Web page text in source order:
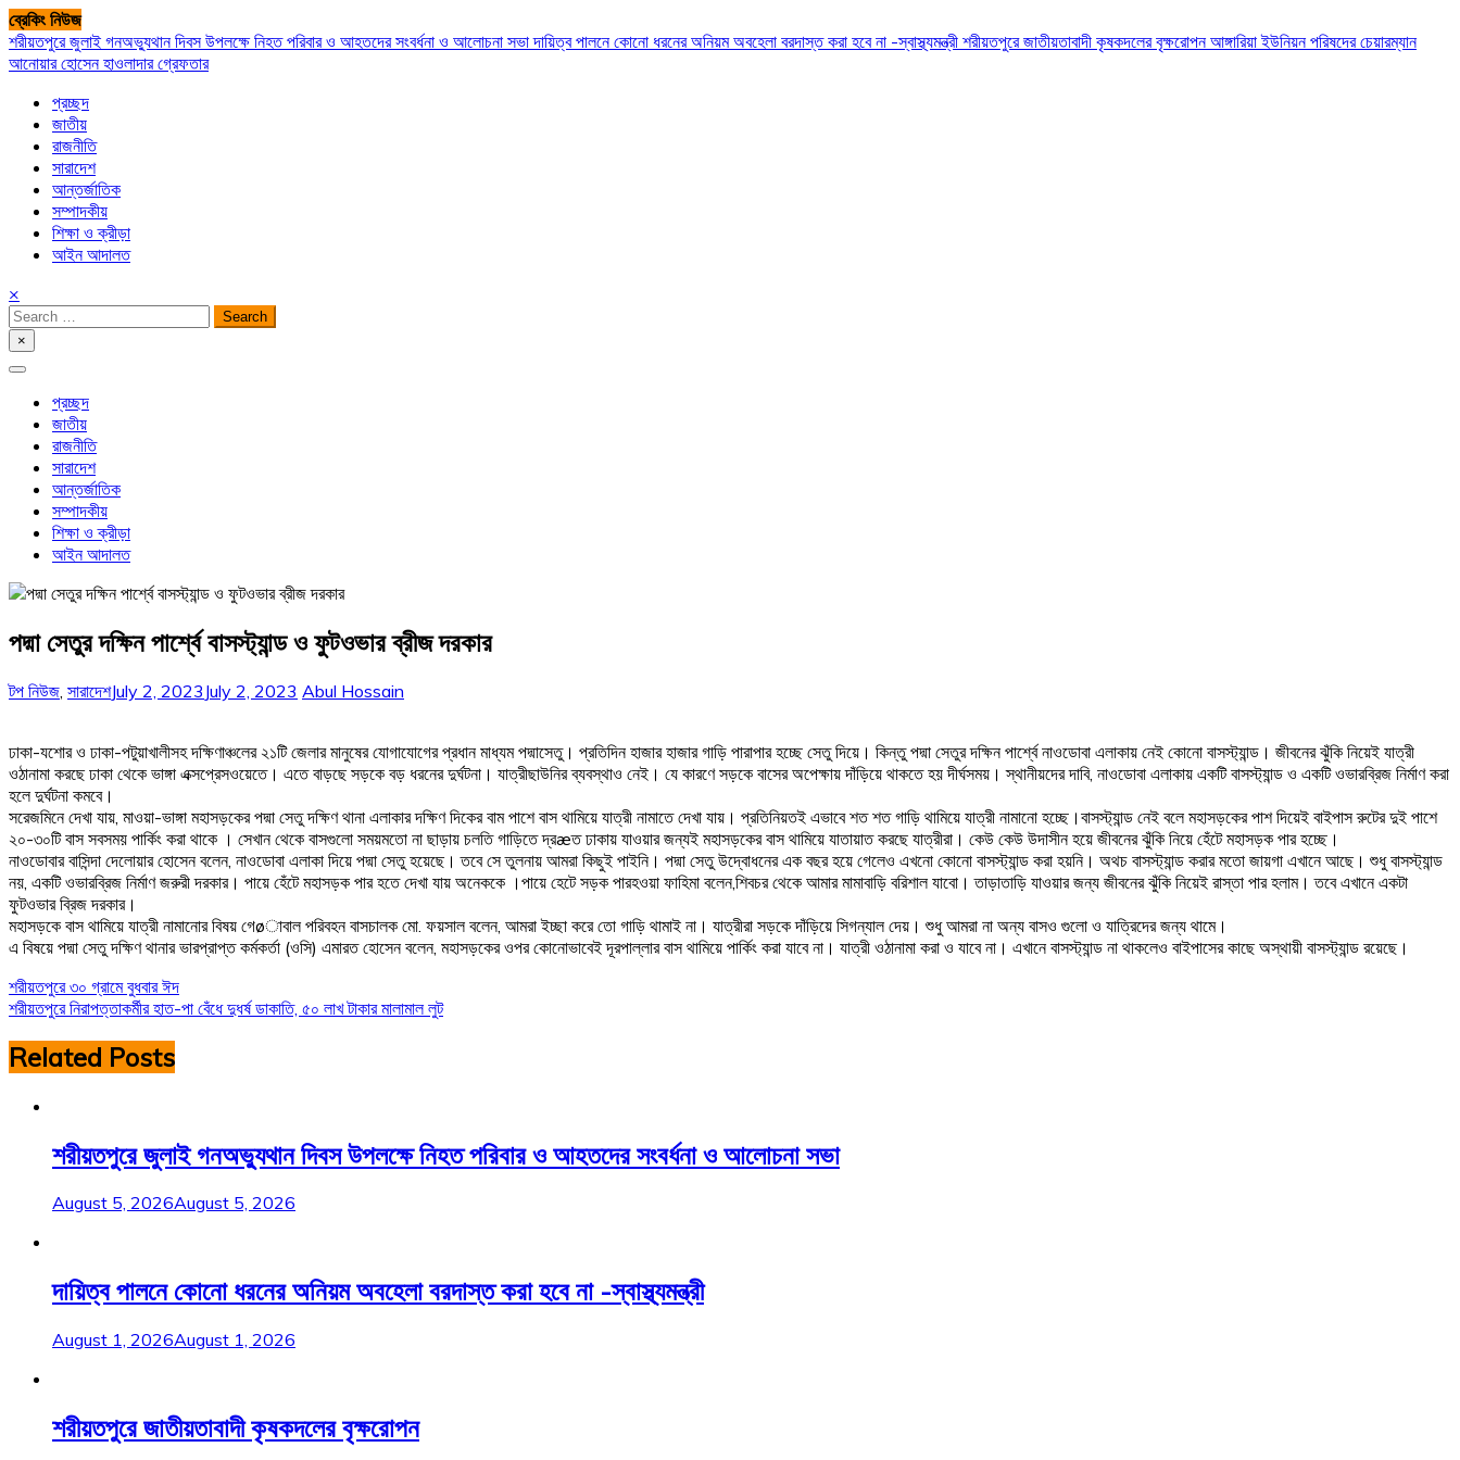
Skip
to
content
ব্রেকিং নিউজ
শরীয়তপুরে জুলাই গনঅভ্যুথান দিবস উপলক্ষে নিহত পরিবার ও আহতদের সংবর্ধনা ও আলোচনা সভাদায়িত্ব পালনে কোনো ধরনের অনিয়ম অবহেলা বরদাস্ত করা হবে না -স্বাস্থ্যমন্ত্রী শরীয়তপুরে জাতীয়তাবাদী কৃষকদলের বৃক্ষরোপনআঙ্গারিয়া ইউনিয়ন পরিষদের চেয়ারম্যান
আনোয়ার হোসেন হাওলাদার গ্রেফতার
প্রচ্ছদ
জাতীয়
রাজনীতি
সারাদেশ
আন্তর্জাতিক
সম্পাদকীয়
শিক্ষা ও ক্রীড়া
আইন আদালত
×
Search
for:
×
প্রচ্ছদ
জাতীয়
রাজনীতি
সারাদেশ
আন্তর্জাতিক
সম্পাদকীয়
শিক্ষা ও ক্রীড়া
আইন আদালত
পদ্মা সেতুর দক্ষিন পার্শ্বে বাসস্ট্যান্ড ও ফুটওভার ব্রীজ দরকার
টপ নিউজ সারাদেশJuly 2, 2023 July 2, 2023 Abul Hossain
ঢাকা-যশোর ও ঢাকা-পটুয়াখালীসহ দক্ষিণাঞ্চলের ২১টি জেলার মানুষের যোগাযোগের প্রধান মাধ্যম পদ্মাসেতু। প্রতিদিন হাজার হাজার গাড়ি পারাপার হচ্ছে সেতু দিয়ে। কিন্তু পদ্মা সেতুর দক্ষিন পার্শ্বে নাওডোবা এলাকায় নেই কোনো বাসস্ট্যান্ড। জীবনের ঝুঁকি নিয়েই যাত্রী
ওঠানামা করছে ঢাকা থেকে ভাঙ্গা এক্সপ্রেসওয়েতে। এতে বাড়ছে সড়কে বড় ধরনের দুর্ঘটনা। যাত্রীছাউনির ব্যবস্থাও নেই। যে কারণে সড়কে বাসের অপেক্ষায় দাঁড়িয়ে থাকতে হয় দীর্ঘসময়। স্থানীয়দের দাবি, নাওডোবা এলাকায় একটি বাসস্ট্যান্ড ও একটি ওভারব্রিজ নির্মাণ করা
হলে দুর্ঘটনা কমবে।
সরেজমিনে দেখা যায়, মাওয়া-ভাঙ্গা মহাসড়কের পদ্মা সেতু দক্ষিণ থানা এলাকার দক্ষিণ দিকের বাম পাশে বাস থামিয়ে যাত্রী নামাতে দেখা যায়। প্রতিনিয়তই এভাবে শত শত গাড়ি থামিয়ে যাত্রী নামানো হচ্ছে।বাসস্ট্যান্ড নেই বলে মহাসড়কের পাশ দিয়েই বাইপাস রুটের দুই পাশে
২০-৩০টি বাস সবসময় পার্কিং করা থাকে । সেখান থেকে বাসগুলো সময়মতো না ছাড়ায় চলতি গাড়িতে দ্রæত ঢাকায় যাওয়ার জন্যই মহাসড়কের বাস থামিয়ে যাতায়াত করছে যাত্রীরা। কেউ কেউ উদাসীন হয়ে জীবনের ঝুঁকি নিয়ে হেঁটে মহাসড়ক পার হচ্ছে।
নাওডোবার বাসিন্দা দেলোয়ার হোসেন বলেন, নাওডোবা এলাকা দিয়ে পদ্মা সেতু হয়েছে। তবে সে তুলনায় আমরা কিছুই পাইনি। পদ্মা সেতু উদ্বোধনের এক বছর হয়ে গেলেও এখনো কোনো বাসস্ট্যান্ড করা হয়নি। অথচ বাসস্ট্যান্ড করার মতো জায়গা এখানে আছে। শুধু বাসস্ট্যান্ড
নয়, একটি ওভারব্রিজ নির্মাণ জরুরী দরকার। পায়ে হেঁটে মহাসড়ক পার হতে দেখা যায় অনেককে ।পায়ে হেটে সড়ক পারহওয়া ফাহিমা বলেন,শিবচর থেকে আমার মামাবাড়ি বরিশাল যাবো। তাড়াতাড়ি যাওয়ার জন্য জীবনের ঝুঁকি নিয়েই রাস্তা পার হলাম। তবে এখানে একটা
ফুটওভার ব্রিজ দরকার।
মহাসড়কে বাস থামিয়ে যাত্রী নামানোর বিষয় গেøাবাল পরিবহন বাসচালক মো. ফয়সাল বলেন, আমরা ইচ্ছা করে তো গাড়ি থামাই না। যাত্রীরা সড়কে দাঁড়িয়ে সিগন্যাল দেয়। শুধু আমরা না অন্য বাসও গুলো ও যাত্রিদের জন্য থামে।
এ বিষয়ে পদ্মা সেতু দক্ষিণ থানার ভারপ্রাপ্ত কর্মকর্তা (ওসি) এমারত হোসেন বলেন, মহাসড়কের ওপর কোনোভাবেই দূরপাল্লার বাস থামিয়ে পার্কিং করা যাবে না। যাত্রী ওঠানামা করা ও যাবে না। এখানে বাসস্ট্যান্ড না থাকলেও বাইপাসের কাছে অস্থায়ী বাসস্ট্যান্ড রয়েছে।
Post
navigation
শরীয়তপুরে ৩০ গ্রামে বুধবার ঈদ
শরীয়তপুরে নিরাপত্তাকর্মীর হাত-পা বেঁধে দুধর্ষ ডাকাতি, ৫০ লাখ টাকার মালামাল লুট
Related Posts
শরীয়তপুরে জুলাই গনঅভ্যুথান দিবস উপলক্ষে নিহত পরিবার ও আহতদের সংবর্ধনা ও আলোচনা সভা
August 5, 2026August 5, 2026
দায়িত্ব পালনে কোনো ধরনের অনিয়ম অবহেলা বরদাস্ত করা হবে না -স্বাস্থ্যমন্ত্রী
August 1, 2026August 1, 2026
শরীয়তপুরে জাতীয়তাবাদী কৃষকদলের বৃক্ষরোপন